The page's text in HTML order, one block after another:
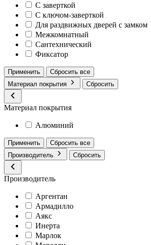
С заверткой
С ключом-заверткой
Для раздвижных дверей с замком
Межкомнатный
Сантехнический
Фиксатор
Применить
Сбросить все
Материал покрытия
Сбросить
Материал покрытия
Алюминий
Применить
Сбросить все
Производитель
Сбросить
Производитель
Аргентан
Армадилло
Аякс
Инерта
Марлок